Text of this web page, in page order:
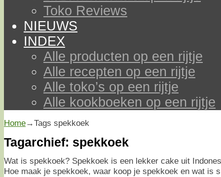
Toko Reviews
NIEUWS
INDEX
Alle producten op een rijtje
Alle recepten op een rijtje
Alle toko’s op een rijtje
Alle kookboeken op een rijtje
Home→Tags spekkoek
Tagarchief: spekkoek
Wat is spekkoek? Spekkoek is een lekker cake uit
Hoe maak je spekkoek, waar koop je spekkoek en wat is